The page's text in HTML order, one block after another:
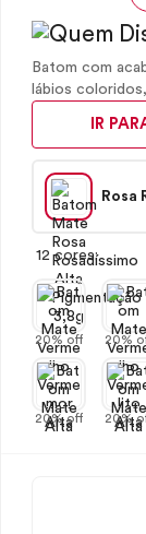
Batom com
lábios
IR
Rosa
12 cores:
20% off 20%
20% off 20%